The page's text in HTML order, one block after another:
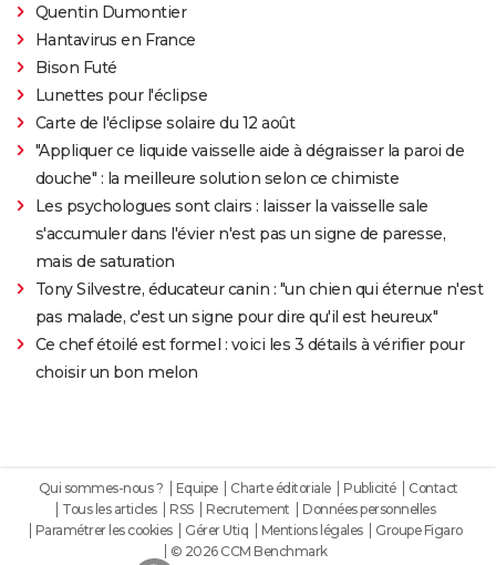
Quentin Dumontier
Hantavirus en France
Bison Futé
Lunettes pour l'éclipse
Carte de l'éclipse solaire du 12 août
"Appliquer ce liquide vaisselle aide à dégraisser la paroi de
douche" : la meilleure solution selon ce chimiste
Les psychologues sont clairs : laisser la vaisselle sale
s'accumuler dans l'évier n'est pas un signe de paresse,
mais de saturation
Tony Silvestre, éducateur canin : "un chien qui éternue n'est
pas malade, c'est un signe pour dire qu'il est heureux"
Ce chef étoilé est formel : voici les 3 détails à vérifier pour
choisir un bon melon
Qui sommes-nous ? Equipe Charte éditoriale Publicité
Contact
Tous les articles
RSS Recrutement
Données personnelles
Paramétrer les cookies
Gérer Utiq Mentions légales
Groupe Figaro
© 2026 CCM Benchmark